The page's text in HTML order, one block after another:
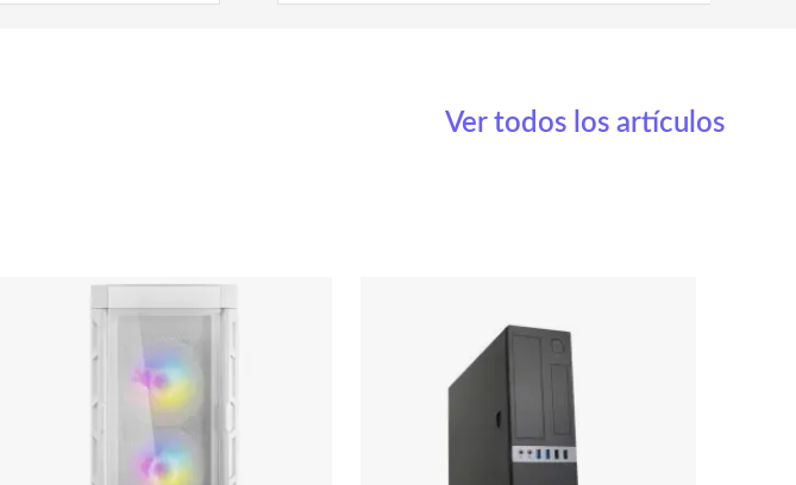
Ver todos los artículos